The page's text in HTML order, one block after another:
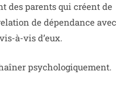
des parents qui créent de
de dépendance avec
à-vis d’eux.
psychologiquement.